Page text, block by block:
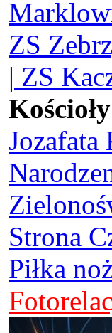
ZS
| ZS
Strona
Piłka